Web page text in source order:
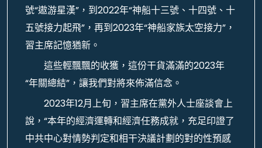
號“遨游星漢”，到2022年“神船十三號、十四號、十
五號接力起飛”，再到2023年“神船家族太空接力”，
習主席記憶猶新。
這些輕飄飄的收獲，這份干貨滿滿的2023年
“年關總結”，讓我們對將來佈滿信念。
2023年12月上旬，習主席在黨外人士座談會上
說，“本年的經濟運轉和經濟任務成就，充足印證了
中共中心對情勢判定和相干決議計劃的對的性預感